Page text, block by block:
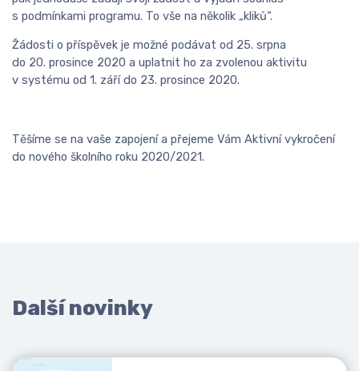
s podmínkami programu. To vše na několik „kliků“.
Žádosti o příspěvek je možné podávat od 25. srpna
do 20. prosince 2020 a uplatnit ho za zvolenou aktivitu
v systému od 1. září do 23. prosince 2020.
Těšíme se na vaše zapojení a přejeme Vám Aktivní vykročení
do nového školního roku 2020/2021.
Další novinky